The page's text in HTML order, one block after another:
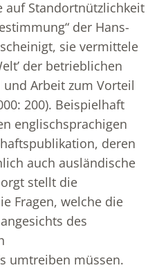
auf Standortnützlichkeit
der Hans-
sie vermittele
der betrieblichen
Arbeit zum Vorteil
200). Beispielhaft
englischsprachigen
deren
auch ausländische
stellt die
Fragen, welche die
des
umtreiben müssen.